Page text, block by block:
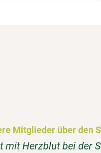
Mitglieder über den
mit Herzblut bei der